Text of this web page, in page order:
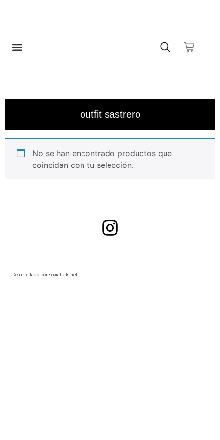
outfit sastrero
No se han encontrado productos que
coincidan con tu selección.
Desarrollado porSocialbits.net